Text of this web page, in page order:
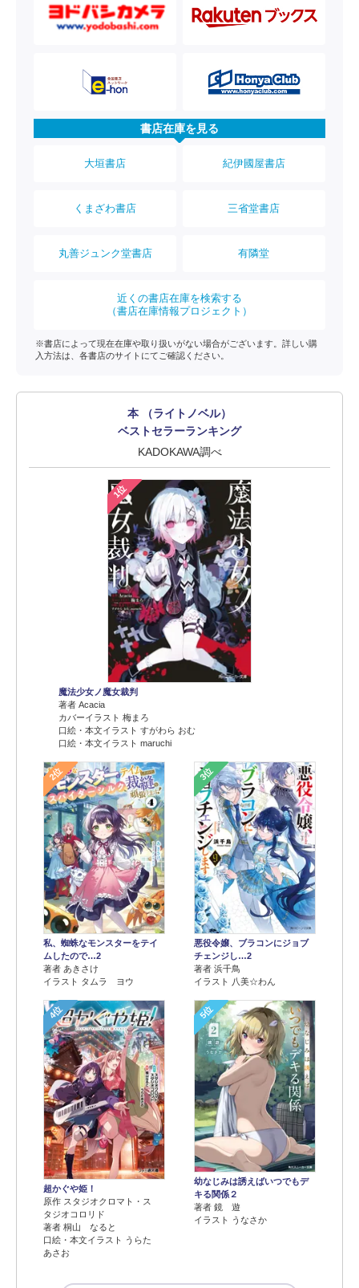
書店在庫を見る
大垣書店 紀伊國屋書店
くまざわ書店 三省堂書店
丸善ジュンク堂書店 有隣堂
近くの書店在庫を検索する
（書店在庫情報プロジェクト）
※書店によって現在在庫や取り扱いがない場合がございます。詳しい購
入方法は、各書店のサイトにてご確認ください。
本 （ライトノベル）
ベストセラーランキング
KADOKAWA調べ
1位
魔法少女ノ魔女裁判
著者 Acacia
カバーイラスト 梅まろ
口絵・本文イラスト すがわら おむ
口絵・本文イラスト maruchi
2位
私、蜘蛛なモンスターをテイ
ムしたので…2
著者 あきさけ
イラスト タムラ ヨウ
3位
悪役令嬢、ブラコンにジョブ
チェンジし…2
著者 浜千鳥
イラスト 八美☆わん
4位
超かぐや姫！
原作 スタジオクロマト・ス
タジオコロリド
著者 桐山 なると
口絵・本文イラスト うらた
あさお
5位
幼なじみは誘えばいつでもデ
キる関係２
著者 鏡 遊
イラスト うなさか